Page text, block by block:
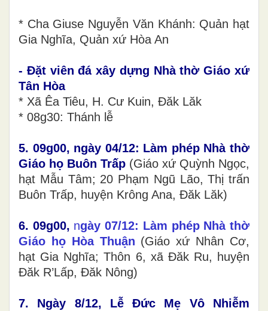
* Cha Giuse Nguyễn Văn Khánh: Quản hạt
Gia Nghĩa, Quản xứ Hòa An
- Đặt viên đá xây dựng Nhà thờ Giáo xứ
Tân Hòa
* Xã Êa Tiêu, H. Cư Kuin, Đăk Lăk
* 08g30: Thánh lễ
5. 09g00, ngày 04/12: Làm phép Nhà thờ
Giáo họ Buôn Trấp (Giáo xứ Quỳnh Ngọc,
hạt Mẫu Tâm; 20 Phạm Ngũ Lão, Thị trấn
Buôn Trấp, huyện Krông Ana, Đăk Lăk)
6. 09g00, ngày 07/12: Làm phép Nhà thờ
Giáo họ Hòa Thuận (Giáo xứ Nhân Cơ,
hạt Gia Nghĩa; Thôn 6, xã Đăk Ru, huyện
Đăk R’Lấp, Đăk Nông)
7. Ngày 8/12, Lễ Đức Mẹ Vô Nhiễm